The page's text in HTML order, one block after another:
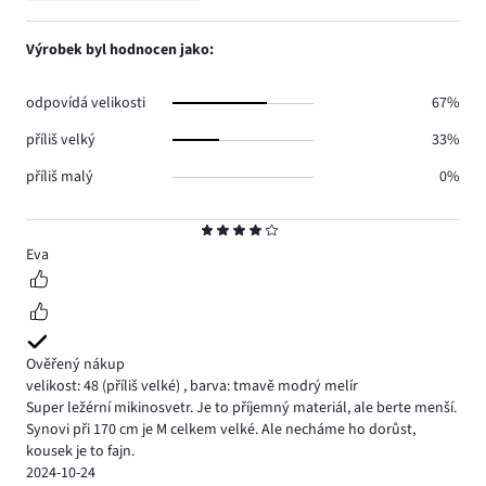
4
Eva
Ověřený nákup
velikost: 48 (příliš velké) , barva: tmavě modrý melír
Super ležérní mikinosvetr. Je to příjemný materiál, ale berte menší.
Synovi při 170 cm je M celkem velké. Ale necháme ho dorůst,
kousek je to fajn.
2024-10-24
1,
Výrobek byl hodnocen jako:
odpovídá velikosti
67%
příliš velký
33%
příliš malý
0%